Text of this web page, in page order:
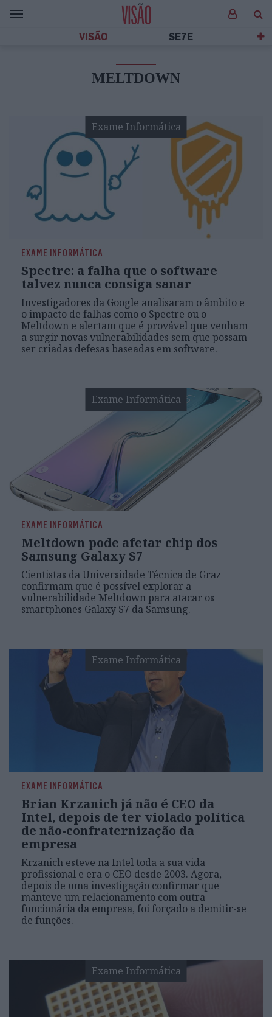
VISÃO SE7E
MELTDOWN
Exame Informática
EXAME INFORMÁTICA
Spectre: a falha que o software
talvez nunca consiga sanar
Investigadores da Google analisaram o âmbito e
o impacto de falhas como o Spectre ou o
Meltdown e alertam que é provável que venham
a surgir novas vulnerabilidades sem que possam
ser criadas defesas baseadas em software.
Exame Informática
EXAME INFORMÁTICA
Meltdown pode afetar chip dos
Samsung Galaxy S7
Cientistas da Universidade Técnica de Graz
confirmam que é possível explorar a
vulnerabilidade Meltdown para atacar os
smartphones Galaxy S7 da Samsung.
Exame Informática
EXAME INFORMÁTICA
Brian Krzanich já não é CEO da
Intel, depois de ter violado política
de não-confraternização da
empresa
Krzanich esteve na Intel toda a sua vida
profissional e era o CEO desde 2003. Agora,
depois de uma investigação confirmar que
manteve um relacionamento com outra
funcionária da empresa, foi forçado a demitir-se
de funções.
Exame Informática